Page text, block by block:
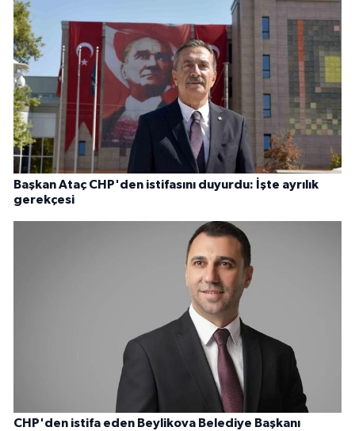
Başkan Ataç CHP'den istifasını duyurdu: İşte ayrılık
gerekçesi
CHP'den istifa eden Beylikova Belediye Başkanı